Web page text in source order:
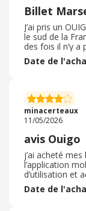
Billet
J’ai pris un
le sud de la
des fois il n’y a
on peut avoir
téléphone qui
général ça va
aux dernières
par rapport aux
Date de
minacerteaux
11/05/2026
avis Ouigo
j’ai acheté
l’application
d’utilisation et
bémol: le prix
monde
Date de